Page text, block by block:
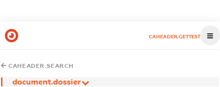
CAHEADER.GETTEST
CAHEADER.SEARCH
document.dossier